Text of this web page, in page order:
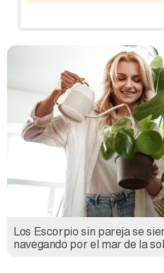
Los Escorpio sin pareja se
navegando por el mar de la